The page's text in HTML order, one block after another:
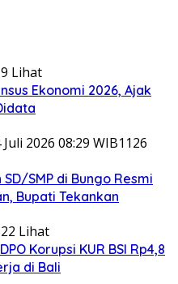
Lihat
Ekonomi 2026, Ajak
Juli 2026 08:29 WIB1126
SMP di Bungo Resmi
Bupati Tekankan
Lihat
Korupsi KUR BSI Rp4,8
di Bali